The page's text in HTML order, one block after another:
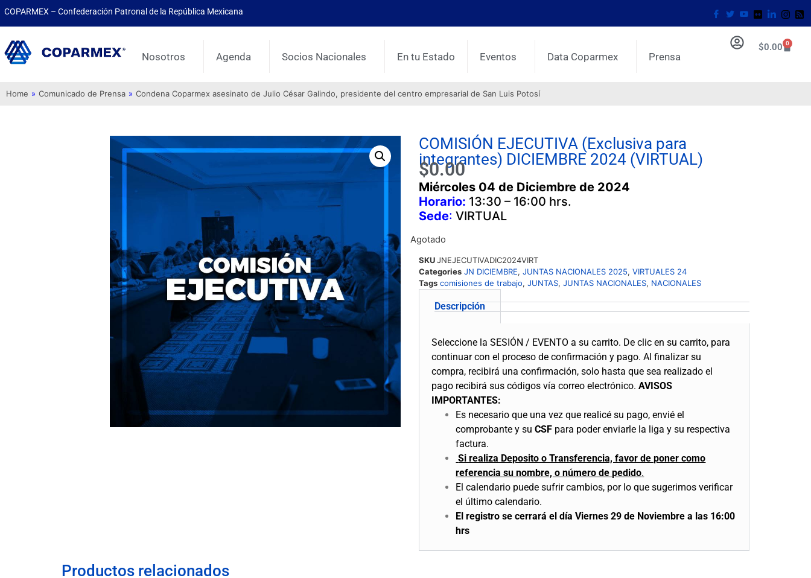
COPARMEX – Confederación Patronal de la República Mexicana
Nosotros Agenda Socios Nacionales En tu Estado Eventos Data Coparmex Prensa
$0.00 0
Home » Comunicado de Prensa » Condena Coparmex asesinato de Julio César Galindo, presidente del centro empresarial de San Luis Potosí
COMISIÓN EJECUTIVA (Exclusiva para
integrantes) DICIEMBRE 2024 (VIRTUAL)
$0.00
Miércoles 04 de Diciembrede 2024
Horario: 13:30 – 16:00 hrs.
Sede: VIRTUAL
Agotado
SKUJNEJECUTIVADIC2024VIRT
Categories JN DICIEMBRE,JUNTAS NACIONALES 2025,VIRTUALES 24
Tags comisiones de trabajo,JUNTAS,JUNTAS NACIONALES, NACIONALES
Descripción
Seleccione la SESIÓN / EVENTO a su carrito. De clic en su carrito, para
continuar con el proceso de confirmación y pago. Al finalizar su
compra, recibirá una confirmación, solo hasta que sea realizado el
pago recibirá sus códigos vía correo electrónico. AVISOS
IMPORTANTES:
Es necesario que una vez que realicé su pago, envié el
comprobante y suCSF para poder enviarle la liga y su respectiva
factura.
Si realiza Deposito o Transferencia, favor de poner como
referencia su nombre, o número de pedido.
El calendario puede sufrir cambios, por lo que sugerimos verificar
el último calendario.
El registro se cerrará el día Viernes 29 de Noviembre a las 16:00
hrs
Productos relacionados